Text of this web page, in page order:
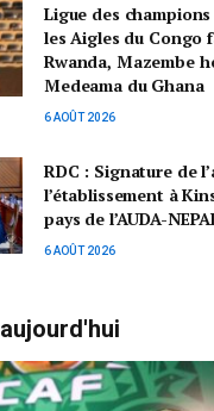
Ligue des champions
les Aigles du Congo
Rwanda, Mazembe
Medeama du Ghana
6 AOÛT 2026
RDC : Signature de
l’établissement à
pays de l’AUDA-
6 AOÛT 2026